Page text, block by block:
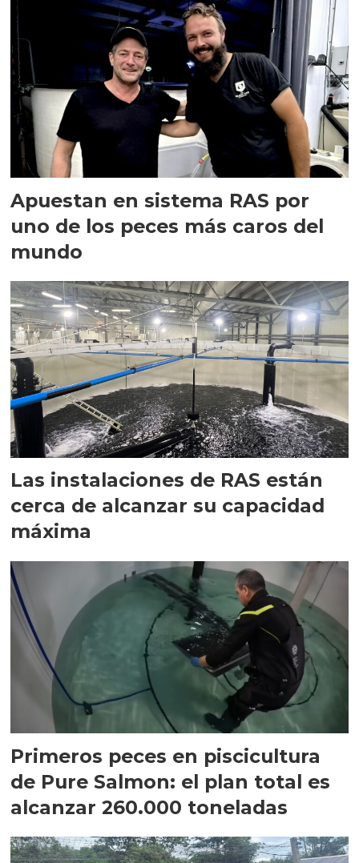
Apuestan en sistema RAS por
uno de los peces más caros del
mundo
Las instalaciones de RAS están
cerca de alcanzar su capacidad
máxima
Primeros peces en piscicultura
de Pure Salmon: el plan total es
alcanzar 260.000 toneladas